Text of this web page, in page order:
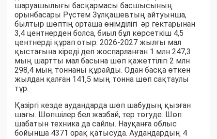
шаруашылығы басқармасы басшысының
орынбасары Рүстем Зұлқашевтың айтуынша,
былтыр шөптің орташа өнімділігі әр гектарынан
3,4 центнерден болса, биыл бұл көрсеткіш 4,5
центнерді құрап отыр. 2026-2027 жылғы мал
қыстағына кіреді деп жоспарланған 1 млн 247,3
мың шартты мал басына шөп қажеттілігі 2 млн
298,4 мың тоннаны құрайды. Одан басқа өткен
жылдан қалған 141,5 мың тонна шөп сақтаулы
тұр.
Қазіргі кезде аудандарда шөп шабудың қызған
шағы. Шөпшілер бел жазбай, тер төгуде. Шөп
шабатын техника да сайлы. Науқанға облыс
бойынша 4371 орақ қатысуда. Аудандардың 4